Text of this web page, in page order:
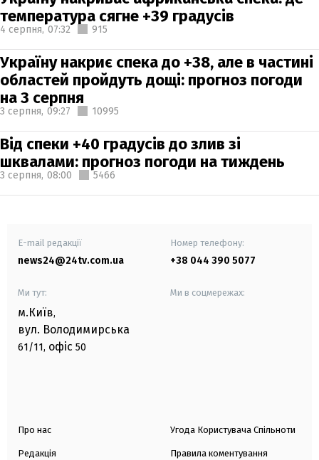
температура сягне +39 градусів
4 серпня, 07:32 915
Україну накриє спека до +38, але в частині
областей пройдуть дощі: прогноз погоди
на 3 серпня
3 серпня, 09:27 10995
Від спеки +40 градусів до злив зі
шквалами: прогноз погоди на тиждень
3 серпня, 08:00 5466
E-mail редакції
news24@24tv.com.ua
Номер телефону:
+38 044 390 5077
Ми тут:
м.Київ,
вул. Володимирська
61/11, офіс 50
Ми в соцмережах:
Про нас
Редакція
Угода Користувача Спільноти
Правила коментування